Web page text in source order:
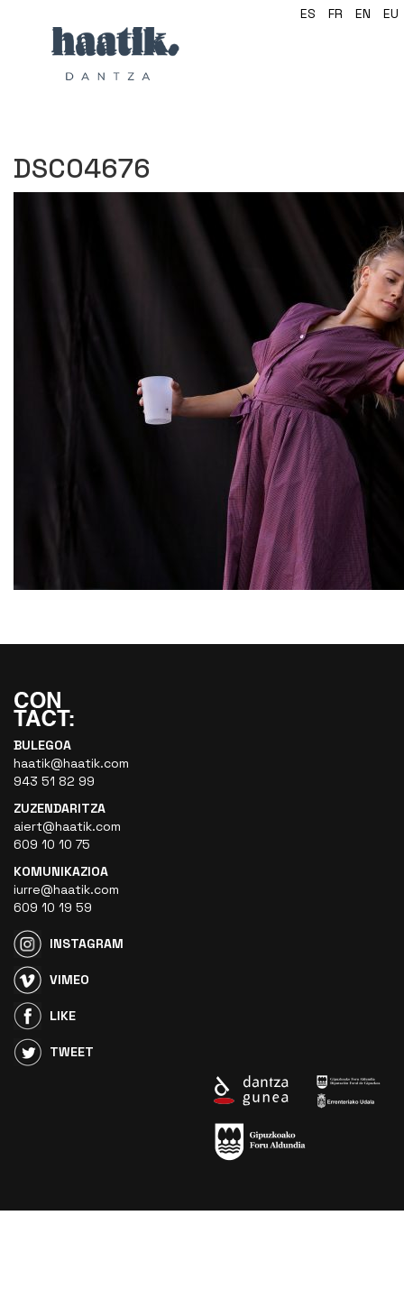
ES FR EN EU
DSC04676
BULEGOA
haatik@haatik.com
943 51 82 99
ZUZENDARITZA
aiert@haatik.com
609 10 10 75
KOMUNIKAZIOA
iurre@haatik.com
609 10 19 59
INSTAGRAM
VIMEO
LIKE
TWEET